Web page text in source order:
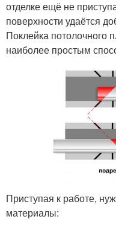
отделке ещё не
поверхности удаётся
Поклейка потолочного
наиболее простым
Приступая к работе,
материалы: